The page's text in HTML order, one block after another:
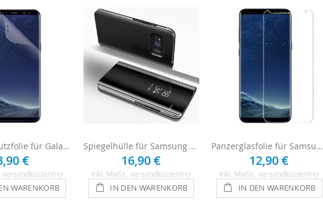
Displayschutzfolie für Galaxy S8 - 1 x Clear
€
, versandkostenfrei
WARENKORB
Spiegelhülle für Samsung Galaxy S8 - Schwarz
16,90 €
Inkl. MwSt. , versandkostenfrei
IN DEN WARENKORB
Panzerglasfolie für Samsung Galaxy S8 aus Echtglas
12,90 €
Inkl. MwSt. , versandkostenfrei
IN DEN WARENKORB